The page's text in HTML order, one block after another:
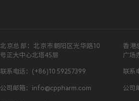
北京总部：北京市朝阳区光华路10
号正大中心北塔45层
联系电话：(+86)10 59257399
公司邮箱：info@cppharm.com
香港
广场
联系
公司